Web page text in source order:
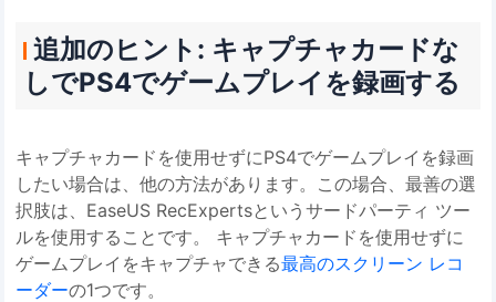
追加のヒント: キャプチャカードな
しでPS4でゲームプレイを録画する
キャプチャカードを使用せずにPS4でゲームプレイを録画
したい場合は、他の方法があります。この場合、最善の選
択肢は、EaseUS RecExpertsというサードパーティ ツー
ルを使用することです。 キャプチャカードを使用せずに
ゲームプレイをキャプチャできる最高のスクリーン レコ
ーダーの1つです。